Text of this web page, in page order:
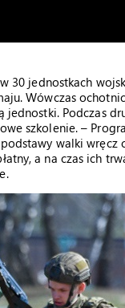
30 jednostkach
Wówczas
jednostki. Podczas
szkolenie. –
walki wręcz
a na czas ich